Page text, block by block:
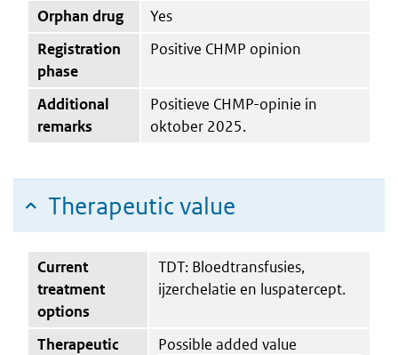
Orphan drug
Yes
Registration
phase
Positive CHMP opinion
Additional
remarks
Positieve CHMP-opinie in
oktober 2025.
Therapeutic value
Current
treatment
options
TDT: Bloedtransfusies,
ijzerchelatie en luspatercept.
Therapeutic
Possible added value